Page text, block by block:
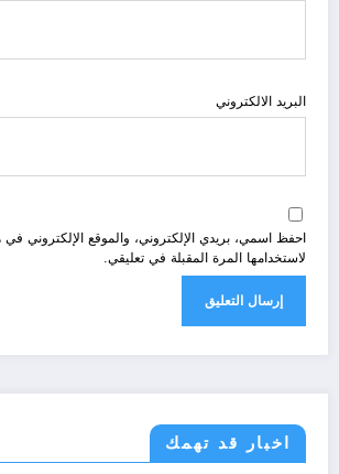
البريد الالكتروني
احفظ اسمي، بريدي الإلكتروني، والموقع الإلكتروني في
لاستخدامها المرة المقبلة في تعليقي.
اخبار قد تهمك